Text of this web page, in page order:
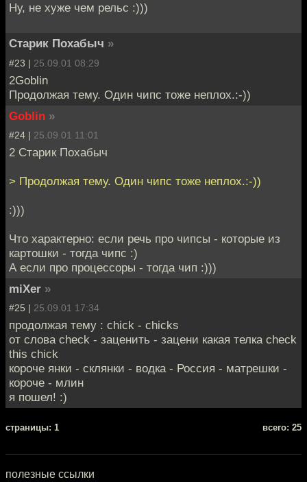
Ну, не хуже чем рельс :)))
Старик Похабыч »
#23 | 25.09.01 08:29
2Goblin
Продолжая тему. Один чипс тоже неплох.:-))
Goblin »
#24 | 25.09.01 11:01
2 Старик Похабыч
> Продолжая тему. Один чипс тоже неплох.:-))
:)))
Что характерно: если речь про чипсы - которые из
картошки - тогда чипс :)
А если про процессоры - тогда чип :)))
miXer »
#25 | 25.09.01 17:34
продолжая тему : chick - chicks
от слова check - заценить - зацени какая телка check
this chick
короче янки - склянки - водка - Россия - матрешки -
короче - млин
я пошел! :)
cтраницы: 1 всего: 25
полезные ссылки